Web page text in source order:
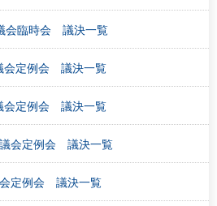
会臨時会 議決一覧
会定例会 議決一覧
会定例会 議決一覧
会定例会 議決一覧
定例会 議決一覧